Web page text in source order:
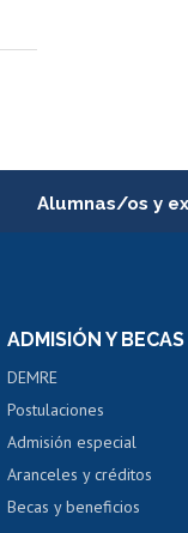
Alumnas/os y
Servicio médico y
Pago de arancel y
Pago de arancel y
Certificado de títulos
ADMISIÓN Y BECAS
DEMRE
Postulaciones
Admisión especial
Aranceles y créditos
Becas y beneficios